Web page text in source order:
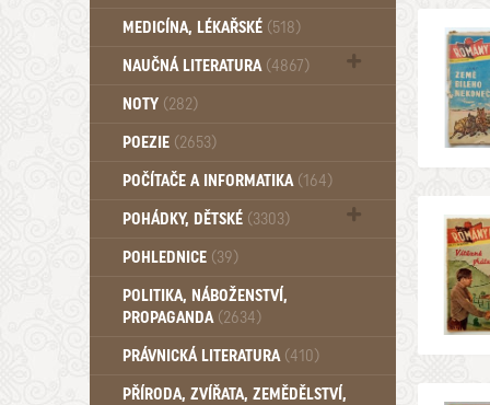
MEDICÍNA, LÉKAŘSKÉ (518)
NAUČNÁ LITERATURA (4867)
Zdraví a zdraví životní styl (510)
NOTY (282)
POEZIE (2653)
POČÍTAČE A INFORMATIKA (164)
POHÁDKY, DĚTSKÉ (3303)
Pro děti a mládež (2899)
Pohádky, Dětské - Od roku 1949 (257)
POHLEDNICE (39)
POLITIKA, NÁBOŽENSTVÍ,
PROPAGANDA (2634)
PRÁVNICKÁ LITERATURA (410)
PŘÍRODA, ZVÍŘATA, ZEMĚDĚLSTVÍ,